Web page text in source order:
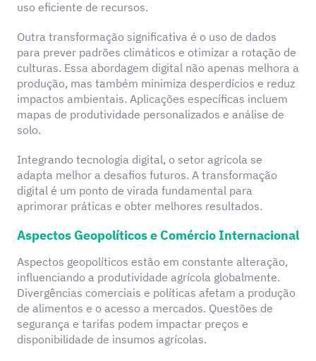
uso eficiente de recursos.
Outra transformação significativa é o uso de dados
para prever padrões climáticos e otimizar a rotação de
culturas. Essa abordagem digital não apenas melhora a
produção, mas também minimiza desperdícios e reduz
impactos ambientais. Aplicações específicas incluem
mapas de produtividade personalizados e análise de
solo.
Integrando tecnologia digital, o setor agrícola se
adapta melhor a desafios futuros. A transformação
digital é um ponto de virada fundamental para
aprimorar práticas e obter melhores resultados.
Aspectos Geopolíticos e Comércio Internacional
Aspectos geopolíticos estão em constante alteração,
influenciando a produtividade agrícola globalmente.
Divergências comerciais e políticas afetam a produção
de alimentos e o acesso a mercados. Questões de
segurança e tarifas podem impactar preços e
disponibilidade de insumos agrícolas.